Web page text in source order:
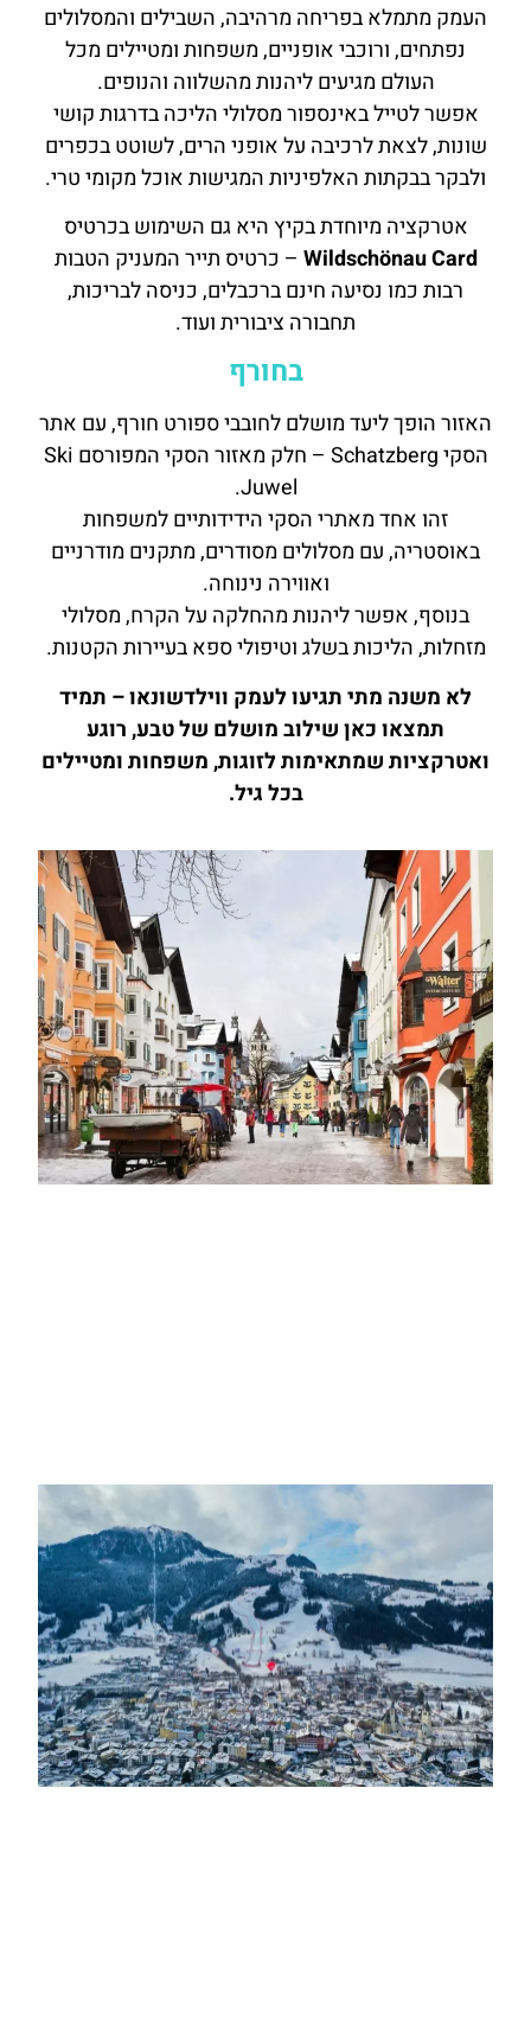
העמק מתמלא בפריחה מרהיבה, השבילים והמסלולים
נפתחים, ורוכבי אופניים, משפחות ומטיילים מכל
העולם מגיעים ליהנות מהשלווה והנופים.
אפשר לטייל באינספור מסלולי הליכה בדרגות קושי
שונות, לצאת לרכיבה על אופני הרים, לשוטט בכפרים
ולבקר בבקתות האלפיניות המגישות אוכל מקומי טרי.
אטרקציה מיוחדת בקיץ היא גם השימוש בכרטיס
WildschönauCard
– כרטיס תייר המעניק הטבות
רבות כמו נסיעה חינם ברכבלים, כניסה לבריכות,
תחבורה ציבורית ועוד.
בחורף
האזור הופך ליעד מושלם לחובבי ספורט חורף, עם אתר
הסקי Schatzberg – חלק מאזור הסקי המפורסם Ski
Juwel.
זהו אחד מאתרי הסקי הידידותיים למשפחות
באוסטריה, עם מסלולים מסודרים, מתקנים מודרניים
ואווירה נינוחה.
בנוסף, אפשר ליהנות מהחלקה על הקרח, מסלולי
מזחלות, הליכות בשלג וטיפולי ספא בעיירות הקטנות.
לא משנה מתי תגיעו לעמק ווילדשונאו – תמיד
תמצאו כאן שילוב מושלם של טבע, רוגע
ואטרקציות שמתאימות לזוגות, משפחות ומטיילים
בכל גיל.